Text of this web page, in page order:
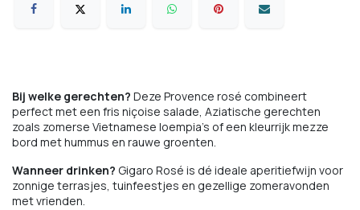
Bij welke gerechten? Deze Provence rosé combineert
perfect met een fris niçoise salade, Aziatische gerechten
zoals zomerse Vietnamese loempia's of een kleurrijk mezze
bord met hummus en rauwe groenten.
Wanneer drinken? Gigaro Rosé is dé ideale aperitiefwijn voor
zonnige terrasjes, tuinfeestjes en gezellige zomeravonden
met vrienden.